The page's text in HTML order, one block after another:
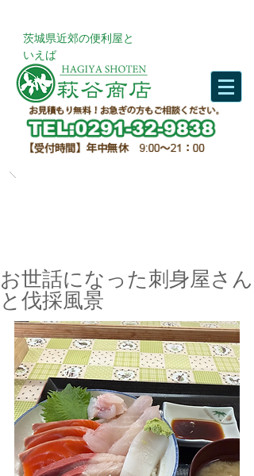
​茨城県近郊の便利屋と
いえば
お世話になった刺身屋さん
と伐採風景